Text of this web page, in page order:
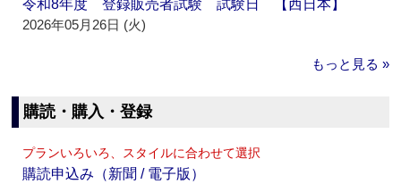
令和8年度 登録販売者試験 試験日 【西日本】
2026年05月26日 (火)
もっと見る »
購読・購入・登録
プランいろいろ、スタイルに合わせて選択
購読申込み（新聞 / 電子版）